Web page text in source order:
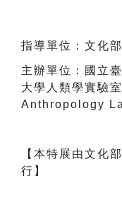
指導單位：文化部
主辦單位：國立
大學人類學實驗
Anthropology
【本特展由文化
行】